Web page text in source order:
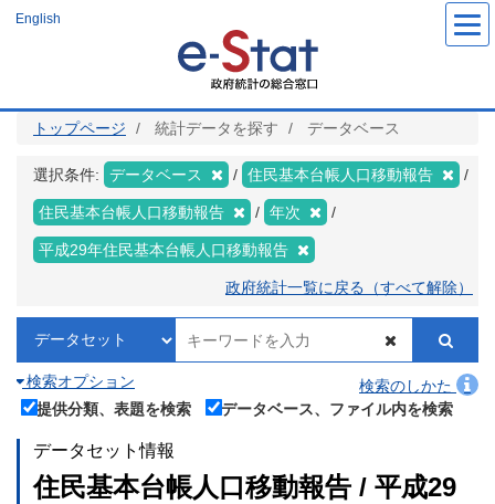
ツ
English
トップページ 統計データを探す データベース
選択条件: データベース 住民基本台帳人口移動報告
住民基本台帳人口移動報告 年次
平成29年住民基本台帳人口移動報告
政府統計一覧に戻る（すべて解除）
検索オプション
検索のしかた
提供分類、表題を検索
データベース、ファイル内を検索
データセット情報
住民基本台帳人口移動報告 / 平成29